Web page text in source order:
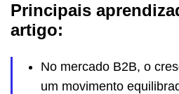
Principais
artigo:
No mercado B2B, o
um movimento